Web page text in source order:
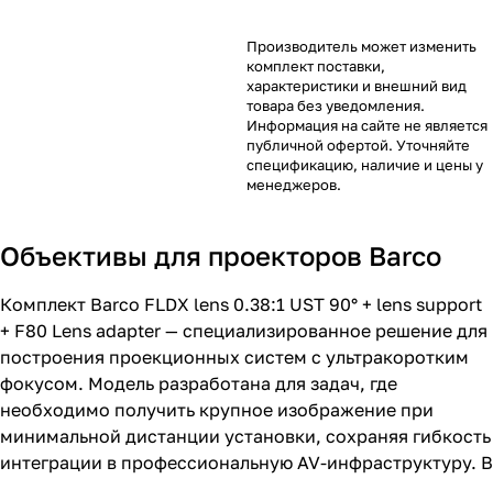
Производитель может изменить
комплект поставки,
характеристики и внешний вид
товара без уведомления.
Информация на сайте не является
публичной офертой. Уточняйте
спецификацию, наличие и цены у
менеджеров.
Объективы для проекторов Barco
Комплект Barco FLDX lens 0.38:1 UST 90° + lens support
+ F80 Lens adapter — специализированное решение для
построения проекционных систем с ультракоротким
фокусом. Модель разработана для задач, где
необходимо получить крупное изображение при
минимальной дистанции установки, сохраняя гибкость
интеграции в профессиональную AV-инфраструктуру. В